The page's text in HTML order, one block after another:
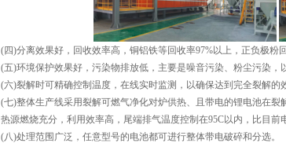
(四)分离效果好，回收效率高，铜铝铁等回收率97%以上，正负极粉
(五)环境保护效果好，污染物排放低，主要是噪音污染、粉尘污染，
(六)裂解时可精确控制温度，在线实时监测，以确保达到完全裂解的
(七)整体生产线采用裂解可燃气净化对炉供热、且带电的锂电池在
源燃烧充分，利用效率高，尾端排气温度控制在95C以内，比目前
(八)处理范围广泛，任意型号的电池都可进行整体带电破碎和分选。